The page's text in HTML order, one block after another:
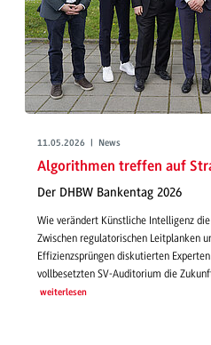
11.05.2026 | News
Algorithmen treffen auf
Der DHBW Bankentag 2026
Wie verändert Künstliche Intelligenz
Zwischen regulatorischen Leitplanken
Effizienzsprüngen diskutierten
vollbesetzten SV-Auditorium die
weiterlesen